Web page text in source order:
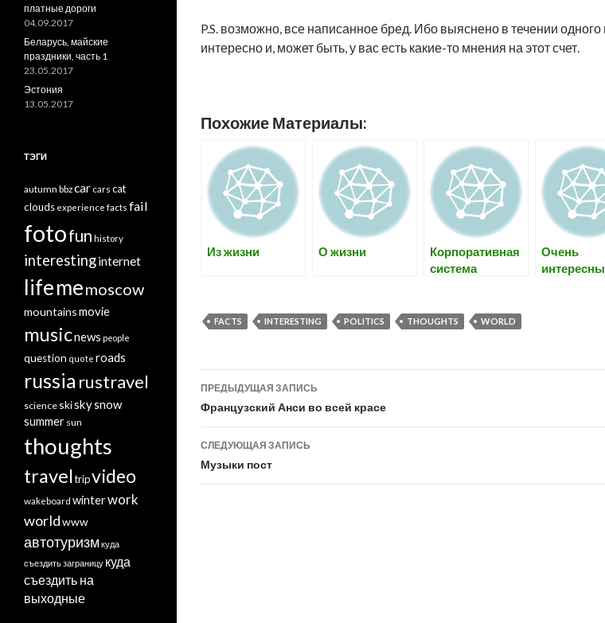
P.S. возможно, все написанное бред. Ибо выяснено в течении
интересно и, может быть, у вас есть какие-то мнения на этот счет.
Похожие Материалы:
Из жизни О жизни
Корпоративная
система
(база знаний)
Очень
FACTS INTERESTING POLITICS THOUGHTS WORLD
Навигация
по
записям
ПРЕДЫДУЩАЯ ЗАПИСЬ
Французский Анси во всей красе
СЛЕДУЮЩАЯ ЗАПИСЬ
Музыки пост
платные дороги
04.09.2017
Беларусь, майские
праздники, часть 1
23.05.2017
Эстония
13.05.2017
ТЭГИ
autumn bbzcar cars cat
clouds experience facts fail
fotofun history
interestinginternet
lifememoscow
mountainsmovie
musicnews people
question quote roads
russia rustravel
science skiskysnow
summer sun
thoughts
traveltripvideo
wakeboard winterwork
worldwww
автотуризмкуда
съездить заграницу куда
съездить на
выходные